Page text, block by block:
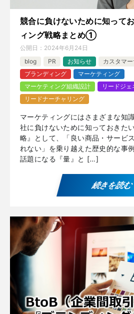
競合に負けないために知って
ィング戦略まとめ①
公開日： 2024年6月24日
blog
PR お知らせ
カスタマ
ブランディング
マーケティング
マーケティング組織設計
リードジ
リードナーチャリング
マーケティングにはさまざまな知
社に負けないために知っておきた
略』として、「良い商品・サービ
れない」を乗り越えた歴史的な事
話題になる『量』と […]
続きを読む